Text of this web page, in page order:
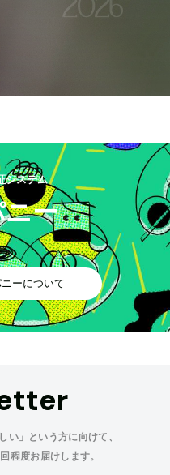
システム
ー
ーについて
い」という方に向けて、
程度お届けします。